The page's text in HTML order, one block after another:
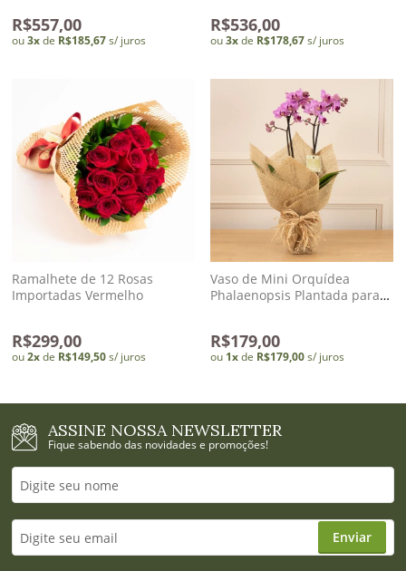
R$557,00
ou3xde R$185,67s/ juros
R$536,00
ou3xde R$178,67s/ juros
Ramalhete de 12 Rosas
Importadas Vermelho
R$299,00
ou2xde R$149,50s/ juros
Vaso de Mini Orquídea
Phalaenopsis Plantada para
R$179,00
ou 1xde R$179,00s/ juros
ASSINE NOSSA NEWSLETTER
Fique sabendo das novidades e promoções!
Enviar